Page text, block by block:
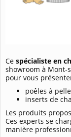
Ce spécialiste en
showroom à Mont-
pour vous
poêles à
inserts de
Les produits
Ces experts se
manière